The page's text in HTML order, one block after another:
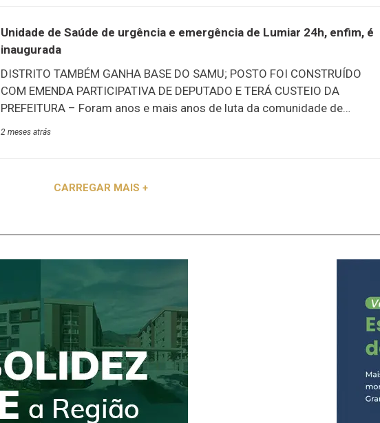
último passo antes da efetiva nomeação e posse. CATEGORIAS. Auxiliar
de Serviços Gerais. Técnico de Enfermagem. Enfermeiro. Biólogo.
Médico Clínico Geral 24h. Motorista de Ambulância. Enfermeiro de
Família. Fonoaudiólogo. Técnico de Enfermagem de Família.
Unidade de Saúde de urgência e emergência de Lumiar 24h, enfim, é
inaugurada
DISTRITO TAMBÉM GANHA BASE DO SAMU; POSTO FOI CONSTRUÍDO
COM EMENDA PARTICIPATIVA DE DEPUTADO E TERÁ CUSTEIO DA
PREFEITURA – Foram anos e mais anos de luta da comunidade de
Lumiar, São Pedro da Serra e comunidades adjacentes de Nova Friburgo.
lado da quadra poliesportiva de Lumiar e tem como objetivo
2 meses atrás
CARREGAR MAIS +